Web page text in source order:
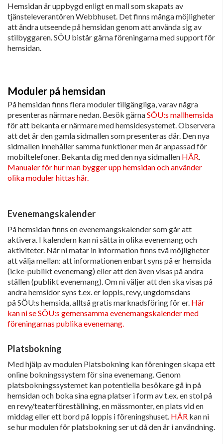
Hemsidan är uppbygd enligt en mall som skapats av
tjänsteleverantören Webbhuset. Det finns många möjligheter
att ändra utseende på hemsidan genom att använda sig av
stilbyggaren. SÖU bistår gärna föreningarna med support för
hemsidan.
Moduler på hemsidan
På hemsidan finns flera moduler tillgängliga, varav några
presenteras närmare nedan. Besök gärnaSÖU:s mallhemsida
för att bekanta er närmare med hemsidesystemet. Observera
att det är den gamla sidmallen som presenteras där. Den nya
sidmallen innehåller samma funktioner men är anpassad för
mobiltelefoner. Bekanta dig med den nya sidmallen HÄR.
Manualer för hur man bygger upp hemsidan och använder
olika moduler hittas här.
Evenemangskalender
På hemsidan finns en evenemangskalender som går att
aktivera. I kalendern kan ni sätta in olika evenemang och
aktiviteter. När ni matar in information finns två möjligheter
att välja mellan: att informationen enbart syns på er hemsida
(icke-publikt evenemang) eller att den även visas på andra
ställen (publikt evenemang). Om ni väljer att den ska visas på
andra hemsidor syns t.ex. er loppis, revy, ungdomsdans
på SÖU:s hemsida, alltså gratis marknadsföring för er. Här
kan ni se SÖU:s gemensamma evenemangskalender med
föreningarnas publika evenemang.
Platsbokning
Med hjälp av modulen Platsbokning kan föreningen skapa ett
online bokningssystem för sina evenemang. Genom
platsbokningssystemet kan potentiella besökare gå in på
hemsidan och boka sina egna platser i form av t.ex. en stol på
en revy/teaterföreställning, en mässmonter, en plats vid en
middag eller ett bord på loppis i föreningshuset. HÄR kan ni
se hur modulen för platsbokning ser ut då den är i användning.